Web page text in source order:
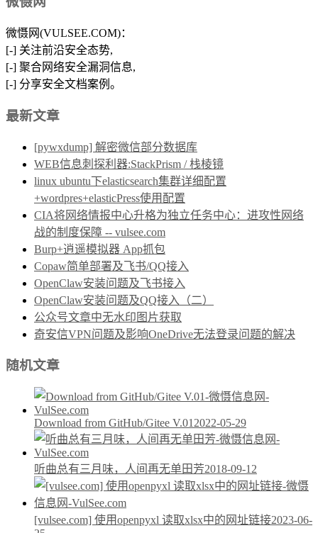
微慑网(VULSEE.COM)：
[-] 关注前沿安全态势,
[-] 聚合网络安全漏洞信息,
[-] 分享安全文档案例。
最新文章
[pywxdump] 解密微信部分数据库
WEB信息刺探利器:StackPrism / 栈棱镜
linux ubuntu下elasticsearch集群详细配置
+wordpres+elasticPress使用配置
CIA将网络情报中心升格为独立任务中心：进攻性网络
战的制度保障 -- vulsee.com
Burp+逍遥模拟器 App抓包
Copaw简单部署及飞书/QQ接入
OpenClaw安装问题及飞书接入
OpenClaw安装问题及QQ接入（二）
公众号文章中无水印图片获取
奇安信VPN问题及影响OneDrive无法登录问题的解决
随机文章
Download from GitHub/Gitee V.01 2022-05-29
听曲总有三月味，人间再无单田芳2018-09-12
[vulsee.com] 使用openpyxl 读取xlsx中的网址链接2023-06-